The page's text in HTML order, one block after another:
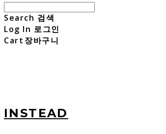
Search 검색
Log In 로그인
Cart 장바구니
INSTEAD